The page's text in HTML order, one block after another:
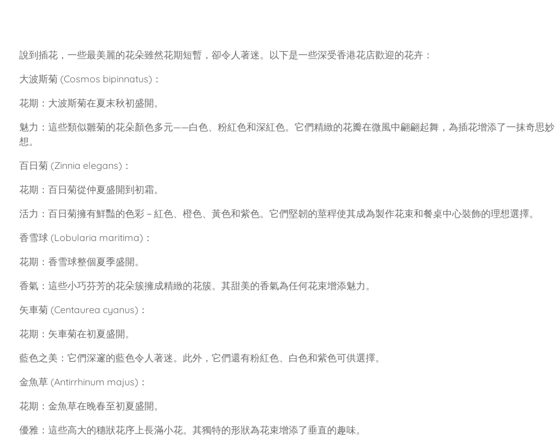
說到插花，一些最美麗的花朵雖然花期短暫，卻令人著迷。以下是一些深受香港花店歡迎的花卉：
大波斯菊 (Cosmos bipinnatus)：
花期：大波斯菊在夏末秋初盛開。
魅力：這些類似雛菊的花朵顏色多元——白色、粉紅色和深紅色。它們精緻的花瓣在微風中翩翩起舞，為插花增添了一抹奇思妙
想。
百日菊 (Zinnia elegans)：
花期：百日菊從仲夏盛開到初霜。
活力：百日菊擁有鮮豔的色彩－紅色、橙色、黃色和紫色。它們堅韌的莖稈使其成為製作花束和餐桌中心裝飾的理想選擇。
香雪球 (Lobularia maritima)：
花期：香雪球整個夏季盛開。
香氣：這些小巧芬芳的花朵簇擁成精緻的花簇。其甜美的香氣為任何花束增添魅力。
矢車菊 (Centaurea cyanus)：
花期：矢車菊在初夏盛開。
藍色之美：它們深邃的藍色令人著迷。此外，它們還有粉紅色、白色和紫色可供選擇。
金魚草 (Antirrhinum majus)：
花期：金魚草在晚春至初夏盛開。
優雅：這些高大的穗狀花序上長滿小花。其獨特的形狀為花束增添了垂直的趣味。